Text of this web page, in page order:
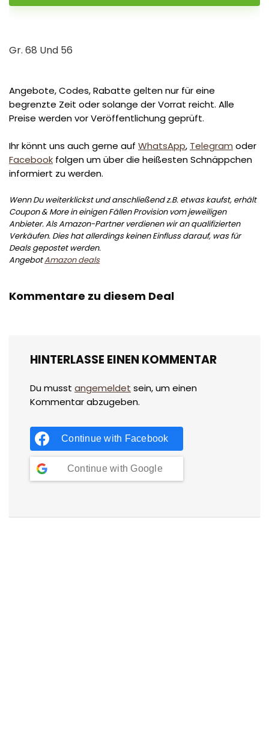
Gr. 68 Und 56
Angebote, Codes, Rabatte gelten nur für eine
begrenzte Zeit oder solange der Vorrat reicht. Alle
Preise werden vor Veröffentlichung geprüft.
Ihr könnt uns auch gerne auf WhatsApp, Telegram oder
Facebook folgen um über die heißesten Schnäppchen
informiert zu werden.
Wenn Du weiterklickst und anschließend z.B. etwas kaufst, erhält
Coupon & More in einigen Fällen Provision vom jeweiligen
Anbieter. Als Amazon-Partner verdienen wir an qualifizierten
Verkäufen. Dies hat allerdings keinen Einfluss darauf, was für
Deals gepostet werden.
AngebotAmazon deals
Kommentare zu diesem Deal
HINTERLASSE EINEN KOMMENTAR
Du musst angemeldet sein, um einen
Kommentar abzugeben.
Continue with Facebook
Continue with Google